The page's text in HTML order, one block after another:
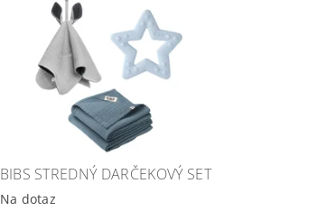
BIBS STREDNÝ DARČEKOVÝ SET
Na dotaz